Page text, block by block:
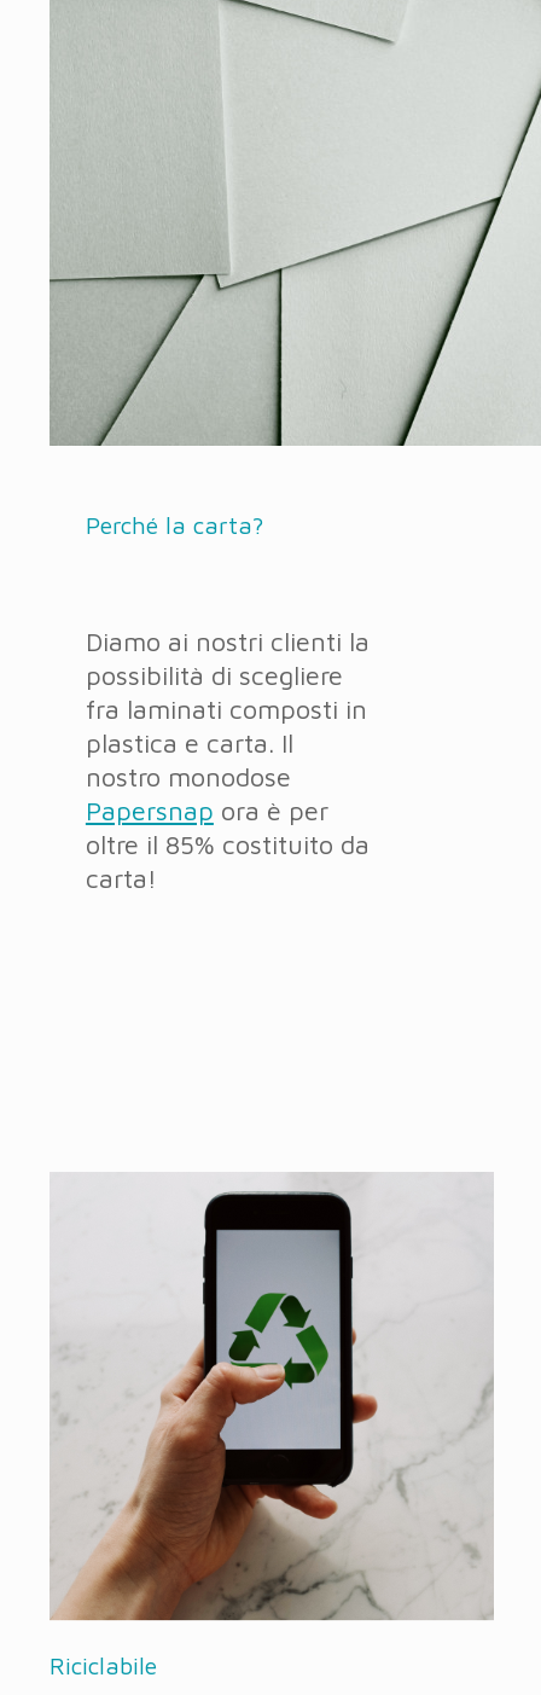
Perché la carta?
Diamo ai nostri clienti la
possibilità di scegliere
fra laminati composti in
plastica e carta. Il
nostro monodose
Papersnap ora è per
oltre il 85% costituito da
carta!
Riciclabile